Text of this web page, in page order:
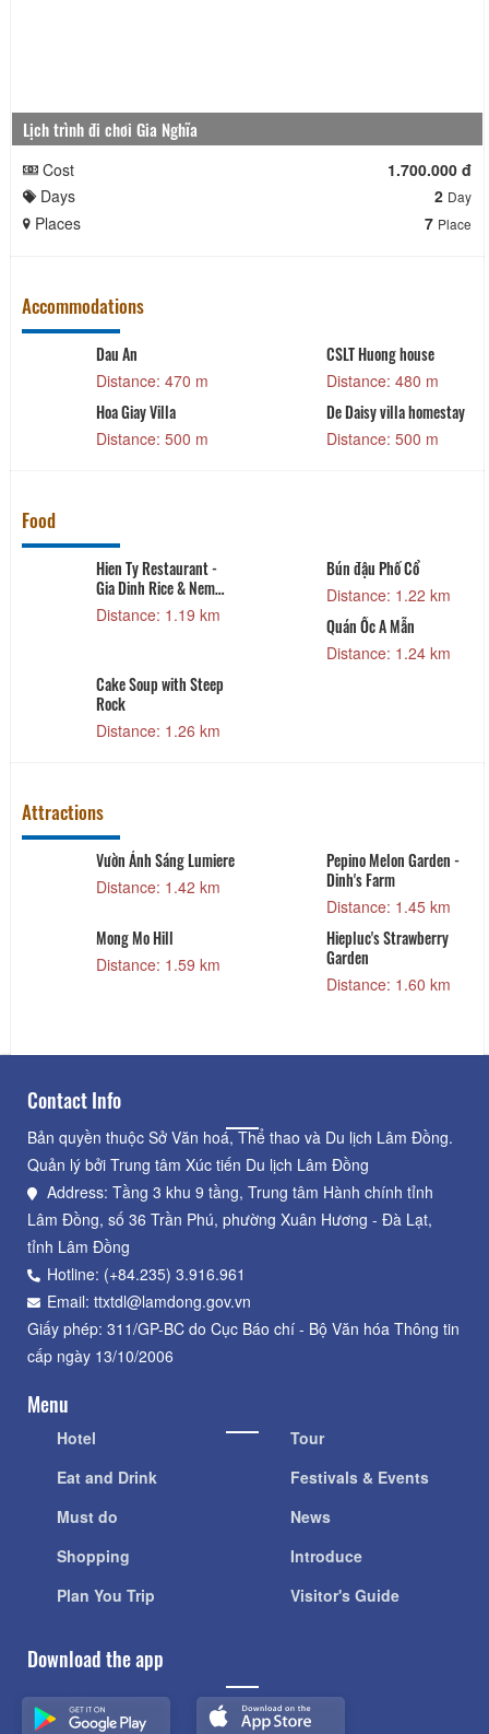
Lịch trình đi chơi Gia Nghĩa
Cost
1.700.000 đ
Days
2 Day
Places 7 Place
Accommodations
Dau An
Distance: 470 m
CSLT Huong house
Distance: 480 m
Hoa Giay Villa
Distance: 500 m
De Daisy villa homestay
Distance: 500 m
Food
Hien Ty Restaurant -
Gia Dinh Rice & Nem
Grill
Distance: 1.19 km
Bún đậu Phố Cổ
Distance: 1.22 km
Quán Ốc A Mẫn
Distance: 1.24 km
Cake Soup with Steep
Rock
Distance: 1.26 km
Attractions
Vườn Ánh Sáng Lumiere
Distance: 1.42 km
Pepino Melon Garden -
Dinh's Farm
Distance: 1.45 km
Mong Mo Hill
Distance: 1.59 km
Hiepluc's Strawberry
Garden
Distance: 1.60 km
Contact Info
Bản quyền thuộc Sở Văn hoá, Thể thao và Du lịch Lâm Đồng.
Quản lý bởi Trung tâm Xúc tiến Du lịch Lâm Đồng
Address: Tầng 3 khu 9 tầng, Trung tâm Hành chính tỉnh
Lâm Đồng, số 36 Trần Phú, phường Xuân Hương - Đà Lạt,
tỉnh Lâm Đồng
Hotline: (+84.235) 3.916.961
Email: ttxtdl@lamdong.gov.vn
Giấy phép: 311/GP-BC do Cục Báo chí - Bộ Văn hóa Thông tin
cấp ngày 13/10/2006
Menu
Hotel
Eat and Drink
Must do
Shopping
Plan You Trip
Tour
Festivals & Events
News
Introduce
Visitor's Guide
Download the app